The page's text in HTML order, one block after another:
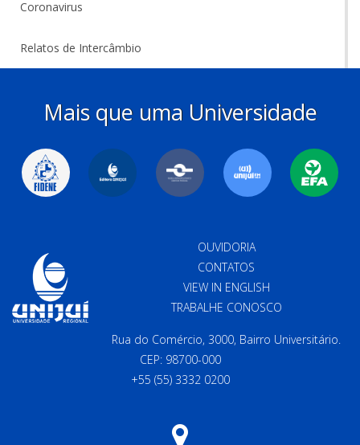
Coronavirus
Relatos de Intercâmbio
Mais que uma Universidade
OUVIDORIA
CONTATOS
VIEW IN ENGLISH
TRABALHE CONOSCO
Rua do Comércio, 3000, Bairro Universitário.
CEP: 98700-000
+55 (55) 3332 0200